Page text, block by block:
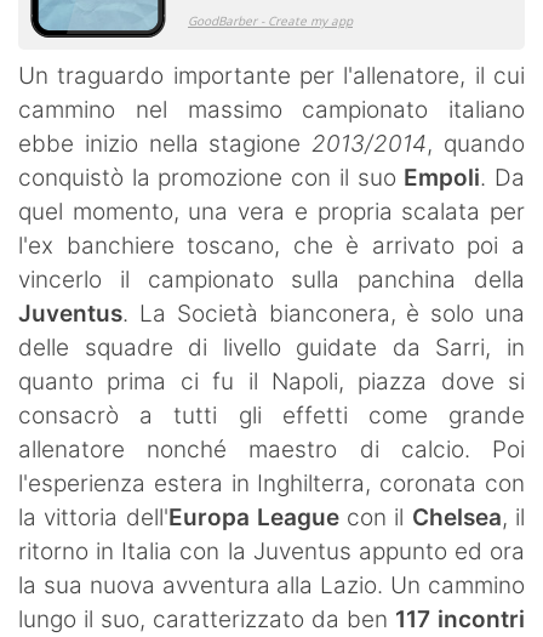
Un traguardo importante per l'allenatore, il cui
cammino nel massimo campionato italiano
ebbe inizio nella stagione 2013/2014, quando
conquistò la promozione con il suo Empoli. Da
quel momento, una vera e propria scalata per
l'ex banchiere toscano, che è arrivato poi a
vincerlo il campionato sulla panchina della
Juventus. La Società bianconera, è solo una
delle squadre di livello guidate da Sarri, in
quanto prima ci fu il Napoli, piazza dove si
consacrò a tutti gli effetti come grande
allenatore nonché maestro di calcio. Poi
l'esperienza estera in Inghilterra, coronata con
la vittoria dell'Europa Leaguecon il Chelsea, il
ritorno in Italia con la Juventus appunto ed ora
la sua nuova avventura alla Lazio. Un cammino
lungo il suo, caratterizzato da ben 117 incontri